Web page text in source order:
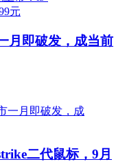
月即破发，成当前
二代鼠标，9月